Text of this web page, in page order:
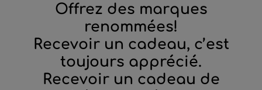
Offrez des marques
renommées!
Recevoir un cadeau, c’est
toujours apprécié.
Recevoir un cadeau de